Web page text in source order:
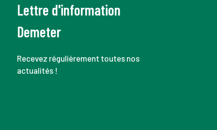
Lettre d'information
Demeter
Recevez régulièrement toutes nos
actualités !